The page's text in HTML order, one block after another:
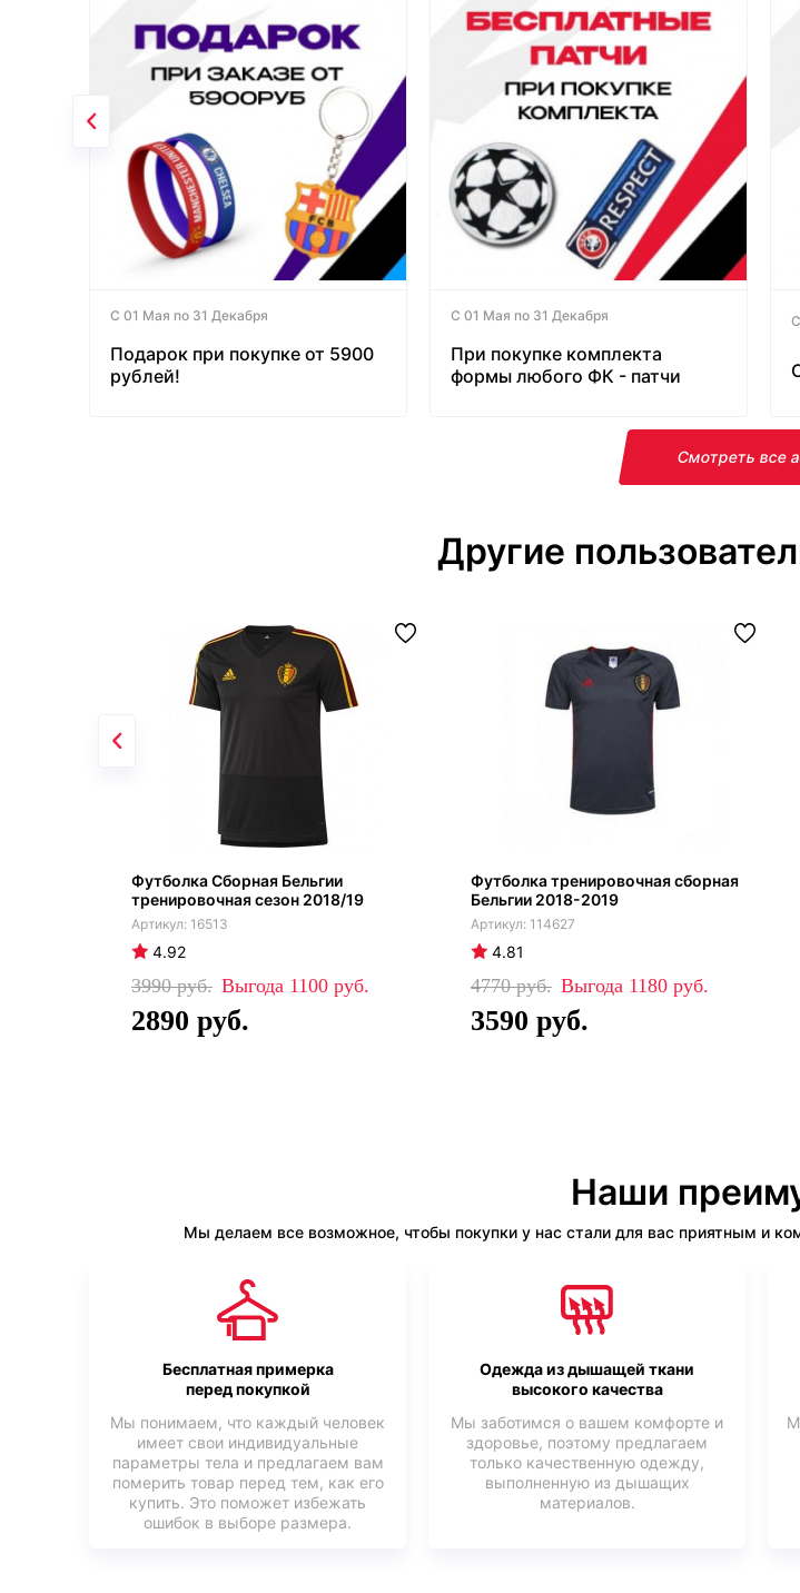
С 01 Мая по 31 Декабря
Подарок при покупке от 5900
рублей!
С 01 Мая по 31 Декабря
При покупке комплекта
формы любого ФК - патчи
Смотреть все
Другие
Футболка Сборная Бельгии
тренировочная сезон 2018/19
16513
4.92
3990 1100
2890
Футболка тренировочная сборная
Бельгии 2018-2019
114627
4.81
4770 1180
3590
Наши
Мы делаем все возможное, чтобы покупки у нас стали для вас приятным и
Бесплатная примерка
перед покупкой
Мы понимаем, что каждый человек
имеет свои индивидуальные
параметры тела и предлагаем вам
померить товар перед тем, как его
купить. Это поможет избежать
ошибок в выборе размера.
Одежда из дышащей ткани
высокого качества
Мы заботимся о вашем комфорте и
здоровье, поэтому предлагаем
только качественную одежду,
выполненную из дышащих
материалов.